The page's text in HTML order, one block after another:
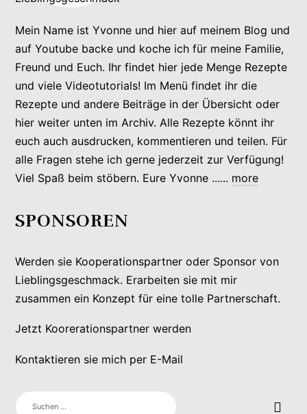
Mein Name ist Yvonne und hier auf meinem Blog und
auf Youtube backe und koche ich für meine Familie,
Freund und Euch. Ihr findet hier jede Menge Rezepte
und viele Videotutorials! Im Menü findet ihr die
Rezepte und andere Beiträge in der Übersicht oder
hier weiter unten im Archiv. Alle Rezepte könnt ihr
euch auch ausdrucken, kommentieren und teilen. Für
alle Fragen stehe ich gerne jederzeit zur Verfügung!
Viel Spaß beim stöbern. Eure Yvonne ...... more
SPONSOREN
Werden sie Kooperationspartner oder Sponsor von
Lieblingsgeschmack. Erarbeiten sie mit mir
zusammen ein Konzept für eine tolle Partnerschaft.
Jetzt Koorerationspartner werden
Kontaktieren sie mich per E-Mail
SUCHEN
NACH: